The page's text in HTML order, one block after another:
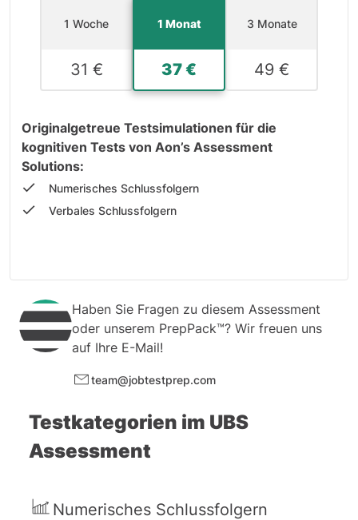
1 Woche
31 €
1 Monat
37 €
3 Monate
49 €
Originalgetreue Testsimulationen für die
kognitiven Tests von Aon’s Assessment
Solutions:
Numerisches Schlussfolgern
Verbales Schlussfolgern
Haben Sie Fragen zu diesem Assessment
oder unserem PrepPack™? Wir freuen uns
auf Ihre E-Mail!
team@jobtestprep.com
Testkategorien im UBS
Assessment
Numerisches Schlussfolgern